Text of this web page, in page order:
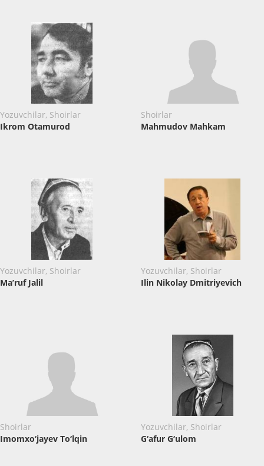
Yozuvchilar, Shoirlar
Ikrom Otamurod
Shoirlar
Mahmudov Mahkam
Yozuvchilar, Shoirlar
Ma’ruf Jalil
Yozuvchilar, Shoirlar
Ilin Nikolay Dmitriyevich
Shoirlar
Imomxo‘jayev To‘lqin
Yozuvchilar, Shoirlar
G‘afur G‘ulom